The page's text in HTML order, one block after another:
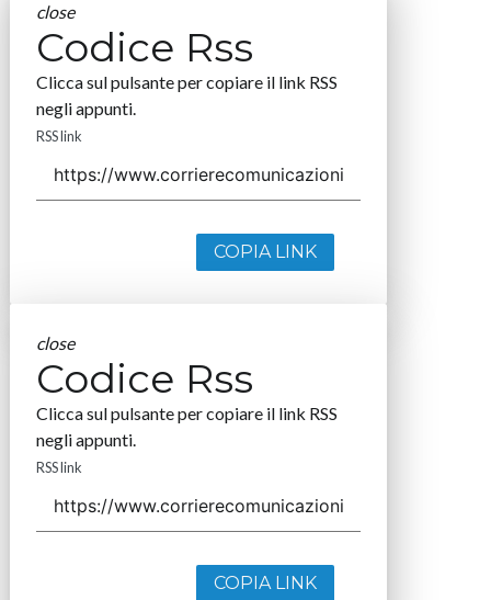
close
Codice Rss
Clicca sul pulsante per copiare il link RSS
negli appunti.
RSS link
COPIA LINK
close
Codice Rss
Clicca sul pulsante per copiare il link RSS
negli appunti.
RSS link
COPIA LINK